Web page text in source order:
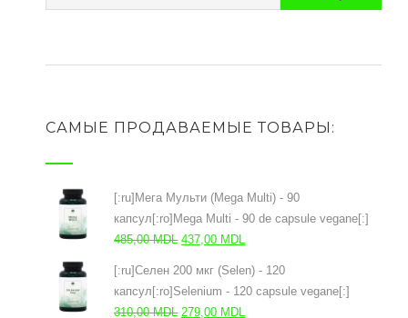
САМЫЕ ПРОДАВАЕМЫЕ ТОВАРЫ:
[:ru]Мега Мульти (Mega Multi) - 90
капсул[:ro]Mega Multi - 90 de capsule vegane[:]
485,00MDL Первоначальная
составляла
437,00 MDL
437,00 MDL.
[:ru]Селен 200 мкг (Selen) - 120
капсул[:ro]Selenium - 120 capsule vegane[:]
310,00MDL Первоначальная
279,00 MDL